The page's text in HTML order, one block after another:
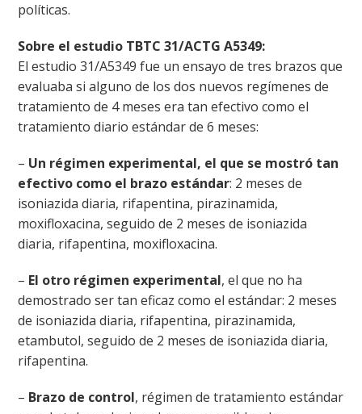
políticas.
Sobre el estudio TBTC 31/ACTG A5349:
El estudio 31/A5349 fue un ensayo de tres brazos que
evaluaba si alguno de los dos nuevos regímenes de
tratamiento de 4 meses era tan efectivo como el
tratamiento diario estándar de 6 meses:
– Un régimen experimental, el que se mostró tan
efectivo como el brazo estándar: 2 meses de
isoniazida diaria, rifapentina, pirazinamida,
moxifloxacina, seguido de 2 meses de isoniazida
diaria, rifapentina, moxifloxacina.
– El otro régimen experimental, el que no ha
demostrado ser tan eficaz como el estándar: 2 meses
de isoniazida diaria, rifapentina, pirazinamida,
etambutol, seguido de 2 meses de isoniazida diaria,
rifapentina.
– Brazo de control, régimen de tratamiento estándar